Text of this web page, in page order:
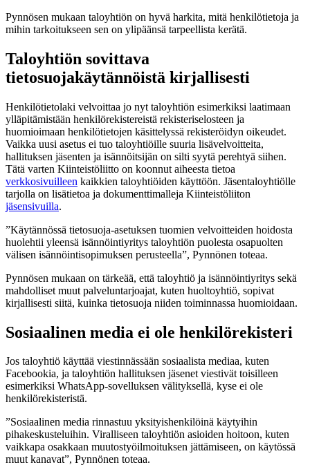
Pynnösen mukaan taloyhtiön on hyvä harkita, mitä henkilötietoja ja
mihin tarkoitukseen sen on ylipäänsä tarpeellista kerätä.
Taloyhtiön sovittava
tietosuojakäytännöistä kirjallisesti
Henkilötietolaki velvoittaa jo nyt taloyhtiön esimerkiksi laatimaan
ylläpitämistään henkilörekistereistä rekisteriselosteen ja
huomioimaan henkilötietojen käsittelyssä rekisteröidyn oikeudet.
Vaikka uusi asetus ei tuo taloyhtiöille suuria lisävelvoitteita,
hallituksen jäsenten ja isännöitsijän on silti syytä perehtyä siihen.
Tätä varten Kiinteistöliitto on koonnut aiheesta tietoa
verkkosivuilleen kaikkien taloyhtiöiden käyttöön. Jäsentaloyhtiölle
tarjolla on lisätietoa ja dokumenttimalleja Kiinteistöliiton
jäsensivuilla.
”Käytännössä tietosuoja-asetuksen tuomien velvoitteiden hoidosta
huolehtii yleensä isännöintiyritys taloyhtiön puolesta osapuolten
välisen isännöintisopimuksen perusteella”, Pynnönen toteaa.
Pynnösen mukaan on tärkeää, että taloyhtiö ja isännöintiyritys sekä
mahdolliset muut palveluntarjoajat, kuten huoltoyhtiö, sopivat
kirjallisesti siitä, kuinka tietosuoja niiden toiminnassa huomioidaan.
Sosiaalinen media ei ole henkilörekisteri
Jos taloyhtiö käyttää viestinnässään sosiaalista mediaa, kuten
Facebookia, ja taloyhtiön hallituksen jäsenet viestivät toisilleen
esimerkiksi WhatsApp-sovelluksen välityksellä, kyse ei ole
henkilörekisteristä.
”Sosiaalinen media rinnastuu yksityishenkilöinä käytyihin
pihakeskusteluihin. Viralliseen taloyhtiön asioiden hoitoon, kuten
vaikkapa osakkaan muutostyöilmoituksen jättämiseen, on käytössä
muut kanavat”, Pynnönen toteaa.